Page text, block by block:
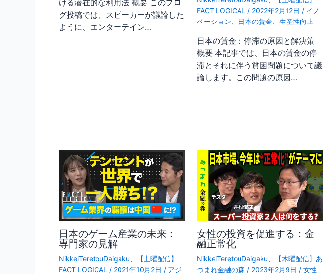
ける潜在的な利用法 概要 このブロ
グ投稿では、スピーカーが議論した
ように、エンターテイン…
FACT LOGICAL / 2022年2月12日 / イノ
ベーション
日本の賃金 、生産性向上
日本の賃金：停滞の原因と解決策
概要 本記事では、日本の賃金の停
滞とそれに伴う貧困問題について議
論します。この問題の原因…
日本のゲーム産業の未来：
専門家の見解
NikkeiTeretouDaigaku
【土曜配信】
FACT LOGICAL / 2021年10月2日 / アジ
女性の投資を促進する：金
融正常化
NikkeiTeretouDaigaku
【木曜配信】あ
つまれ金融の森 / 2023年2月9日 /女性